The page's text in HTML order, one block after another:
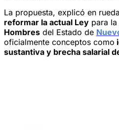
La propuesta, explicó en
reformar la actual Ley para
Hombres del Estado de
oficialmente conceptos como
sustantiva y brecha salarial